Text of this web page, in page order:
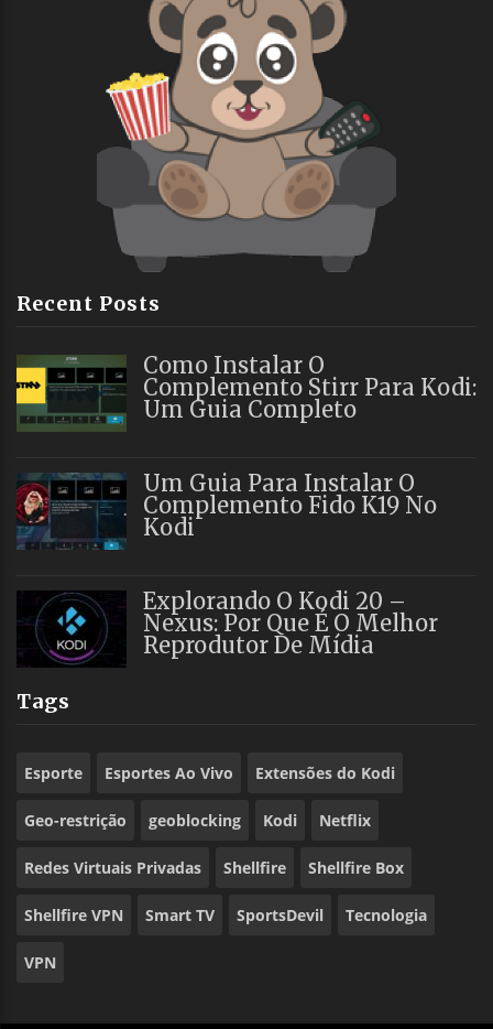
Recent Posts
Como Instalar O
Complemento Stirr Para Kodi:
Um Guia Completo
Um Guia Para Instalar O
Complemento Fido K19 No
Kodi
Explorando O Kodi 20 –
Nexus: Por Que É O Melhor
Reprodutor De Mídia
Tags
Esporte Esportes Ao Vivo Extensões do Kodi
Geo-restrição geoblocking Kodi Netflix
Redes Virtuais Privadas Shellfire Shellfire Box
Shellfire VPN Smart TV SportsDevil Tecnologia
VPN